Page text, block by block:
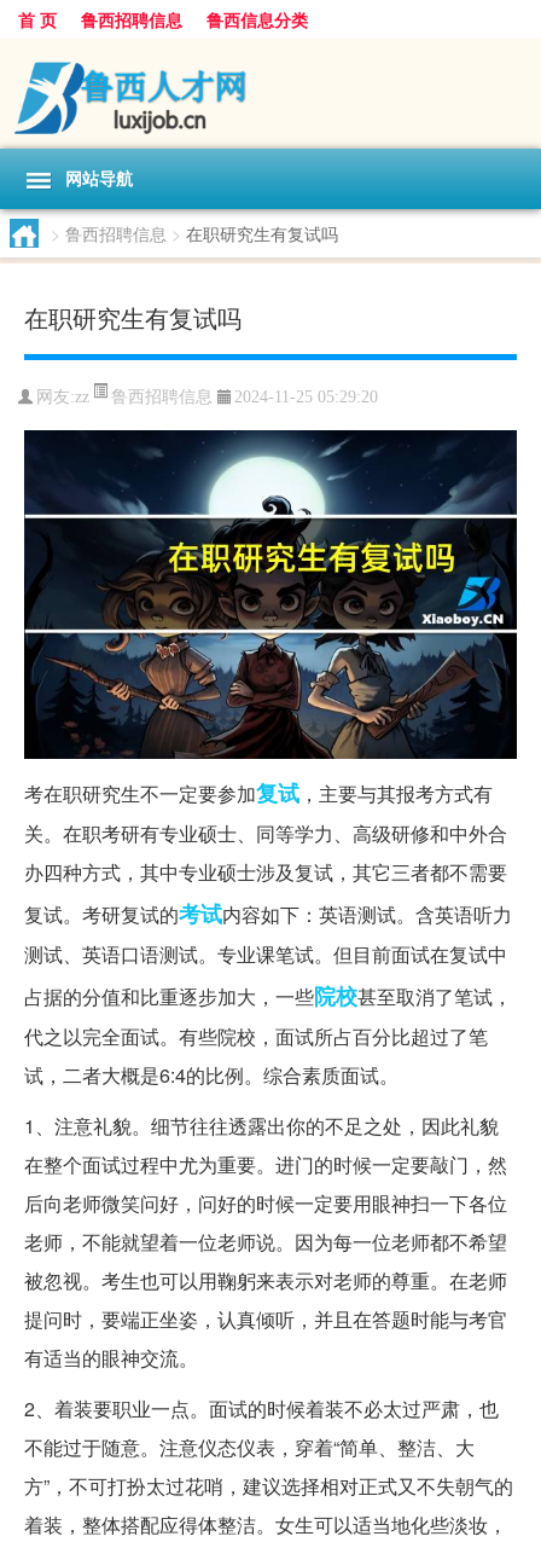
首 页 鲁西招聘信息 鲁西信息分类
网站导航
> 鲁西招聘信息 > 在职研究生有复试吗
在职研究生有复试吗
网友:zz 鲁西招聘信息 2024-11-25 05:29:20
考在职研究生不一定要参加复试 ，主要与其报考方式有
关。在职考研有专业硕士、同等学力、高级研修和中外合
办四种方式，其中专业硕士涉及复试，其它三者都不需要
复试。考研复试的考试内容如下：英语测试。含英语听力
测试、英语口语测试。专业课笔试。但目前面试在复试中
占据的分值和比重逐步加大，一些院校甚至取消了笔试，
代之以完全面试。有些院校，面试所占百分比超过了笔
试，二者大概是6:4的比例。综合素质面试。
1、注意礼貌。细节往往透露出你的不足之处，因此礼貌
在整个面试过程中尤为重要。进门的时候一定要敲门，然
后向老师微笑问好，问好的时候一定要用眼神扫一下各位
老师，不能就望着一位老师说。因为每一位老师都不希望
被忽视。考生也可以用鞠躬来表示对老师的尊重。在老师
提问时，要端正坐姿，认真倾听，并且在答题时能与考官
有适当的眼神交流。
2、着装要职业一点。面试的时候着装不必太过严肃，也
不能过于随意。注意仪态仪表，穿着“简单、整洁、大
方”，不可打扮太过花哨，建议选择相对正式又不失朝气的
着装，整体搭配应得体整洁。女生可以适当地化些淡妆，